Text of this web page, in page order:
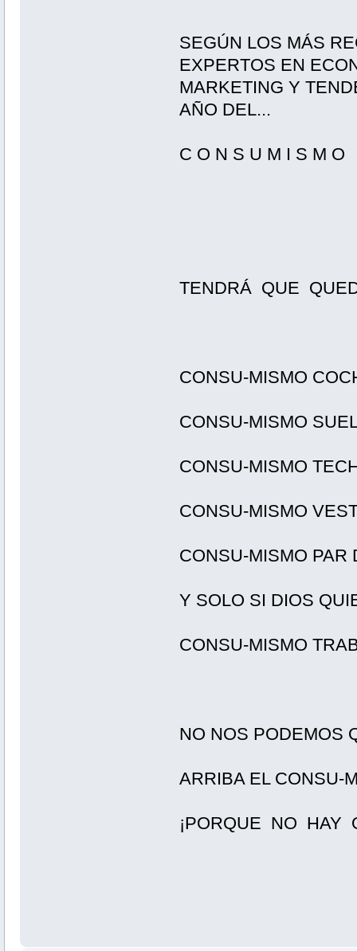
SEGÚN LOS MÁS
EXPERTOS EN
MARKETING Y
AÑO DEL...
C O N S U M I S M O
TENDRÁ QUE
CONSU-MISMO
CONSU-MISMO
CONSU-MISMO
CONSU-MISMO
CONSU-MISMO PAR
Y SOLO SI DIOS
CONSU-MISMO
NO NOS PODEMOS
ARRIBA EL CONSU-
¡PORQUE NO HAY